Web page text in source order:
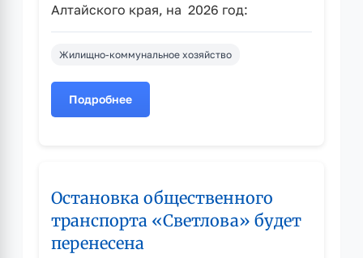
Алтайского края, на 2026 год:
Жилищно-коммунальное хозяйство
Подробнее
о
взноса
на
капитальный
ремонт
Остановка общественного
транспорта «Светлова» будет
перенесена